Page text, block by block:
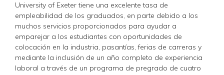
University of Exeter tiene una excelente tasa de
empleabilidad de los graduados, en parte debido a los
muchos servicios proporcionados para ayudar a
emparejar a los estudiantes con oportunidades de
colocación en la industria, pasantías, ferias de carreras y
mediante la inclusión de un año completo de experiencia
laboral a través de un programa de pregrado de cuatro